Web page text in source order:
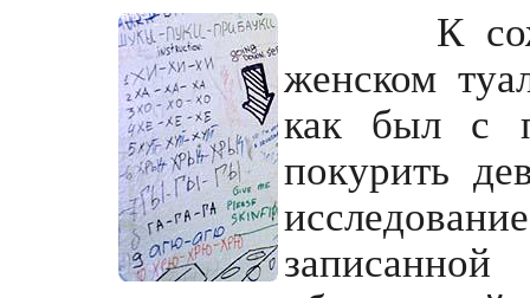
К
женском
как был с
покурить